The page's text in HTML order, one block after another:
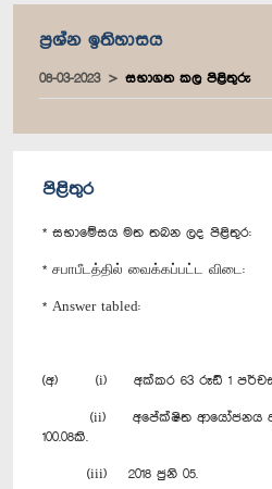
ප්‍රශ්න ඉතිහාසය
08-03-2023 සභාගත කල පිළිතුරු
පිළිතුර
* සභාමේසය මත තබන ලද පිළිතුර:
* சபாபீடத்தில் வைக்கப்பட்ட விடை:
* Answer tabled:
(අ) (i) අක්කර 63 රූඩ් 1 පර්චස්
(ii) අ‍පේක්ෂිත ආයෝජනය
100.08කි.
(iii) 2018 ජුනි 05.